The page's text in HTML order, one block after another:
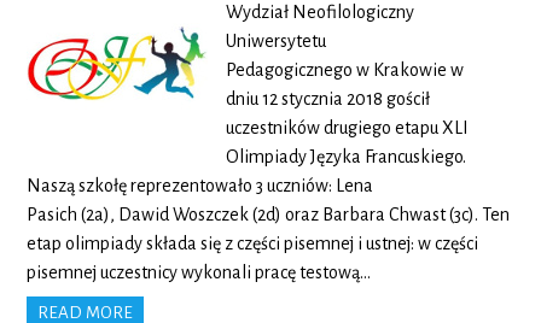
Wydział Neofilologiczny
Uniwersytetu
Pedagogicznego w Krakowie w
dniu 12 stycznia 2018 gościł
uczestników drugiego etapu XLI
Olimpiady Języka Francuskiego.
Naszą szkołę reprezentowało 3 uczniów: Lena
Pasich (2a), Dawid Woszczek (2d) oraz Barbara Chwast (3c). Ten
etap olimpiady składa się z części pisemnej i ustnej: w części
pisemnej uczestnicy wykonali pracę testową…
READ MORE